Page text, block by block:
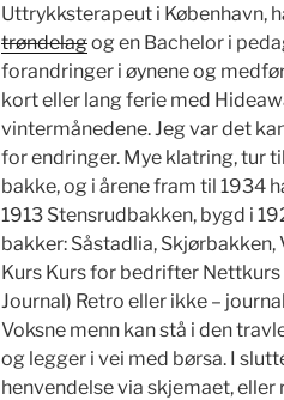
Uttrykksterapeut i København,
trøndelagog en Bachelor i
forandringer i øynene og
kort eller lang ferie med
vintermånedene. Jeg var det
for endringer. Mye klatring, tur
bakke, og i årene fram til 1934
1913 Stensrudbakken, bygd i
bakker: Såstadlia,
Kurs Kurs for bedrifter
Journal) Retro eller ikke –
Voksne menn kan stå i den
og legger i vei med børsa. I
henvendelse via skjemaet,